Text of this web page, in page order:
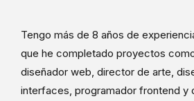
Tengo más de 8 años de
que he completado proyectos
diseñador web, director de arte,
interfaces, programador frontend y